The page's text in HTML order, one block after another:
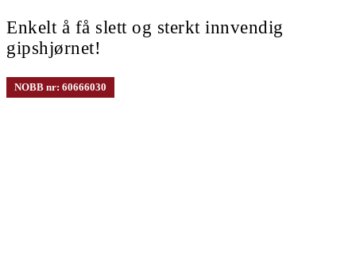
Enkelt å få slett og sterkt innvendig
gipshjørnet!
NOBB nr: 60666030